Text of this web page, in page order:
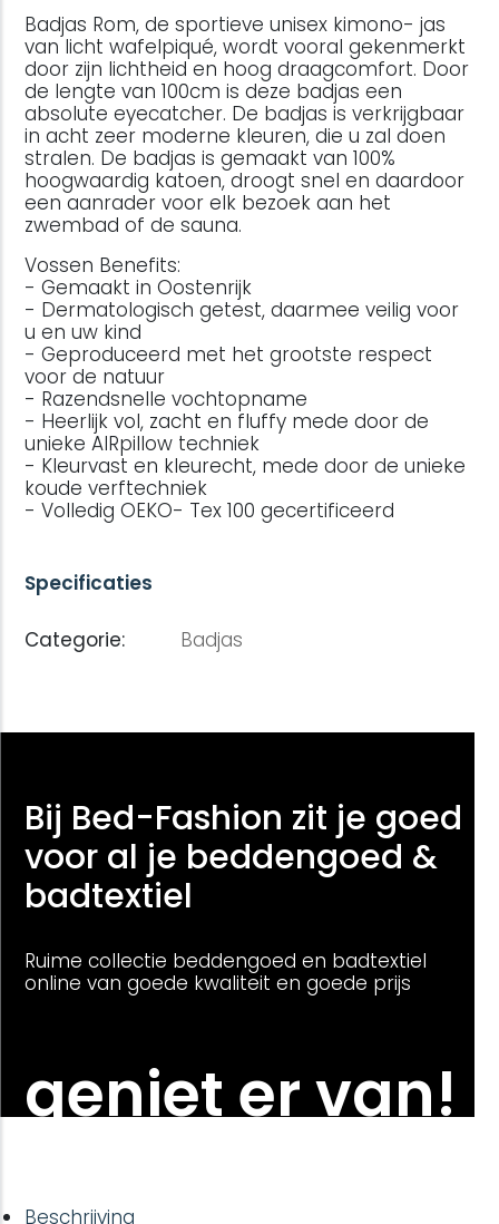
Badjas Rom, de sportieve unisex kimono- jas
van licht wafelpiqué, wordt vooral gekenmerkt
door zijn lichtheid en hoog draagcomfort. Door
de lengte van 100cm is deze badjas een
absolute eyecatcher. De badjas is verkrijgbaar
in acht zeer moderne kleuren, die u zal doen
stralen. De badjas is gemaakt van 100%
hoogwaardig katoen, droogt snel en daardoor
een aanrader voor elk bezoek aan het
zwembad of de sauna.
Vossen Benefits:
- Gemaakt in Oostenrijk
- Dermatologisch getest, daarmee veilig voor
u en uw kind
- Geproduceerd met het grootste respect
voor de natuur
- Razendsnelle vochtopname
- Heerlijk vol, zacht en fluffy mede door de
unieke AIRpillow techniek
- Kleurvast en kleurecht, mede door de unieke
koude verftechniek
- Volledig OEKO- Tex 100 gecertificeerd
Specificaties
Categorie: Badjas
Bij Bed-Fashion zit je goed
voor al je beddengoed &
badtextiel
Ruime collectie beddengoed en badtextiel
online van goede kwaliteit en goede prijs
geniet er van!
Beschrijving